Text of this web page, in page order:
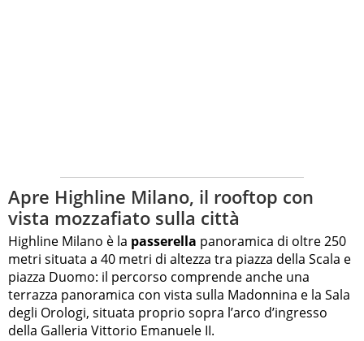
Apre Highline Milano, il rooftop con
vista mozzafiato sulla città
Highline Milano è la passerella panoramica di oltre 250
metri situata a 40 metri di altezza tra piazza della Scala e
piazza Duomo: il percorso comprende anche una
terrazza panoramica con vista sulla Madonnina e la Sala
degli Orologi, situata proprio sopra l’arco d’ingresso
della Galleria Vittorio Emanuele II.